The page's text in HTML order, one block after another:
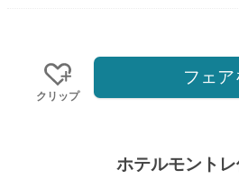
クリップ
フェア
ホテルモントレ